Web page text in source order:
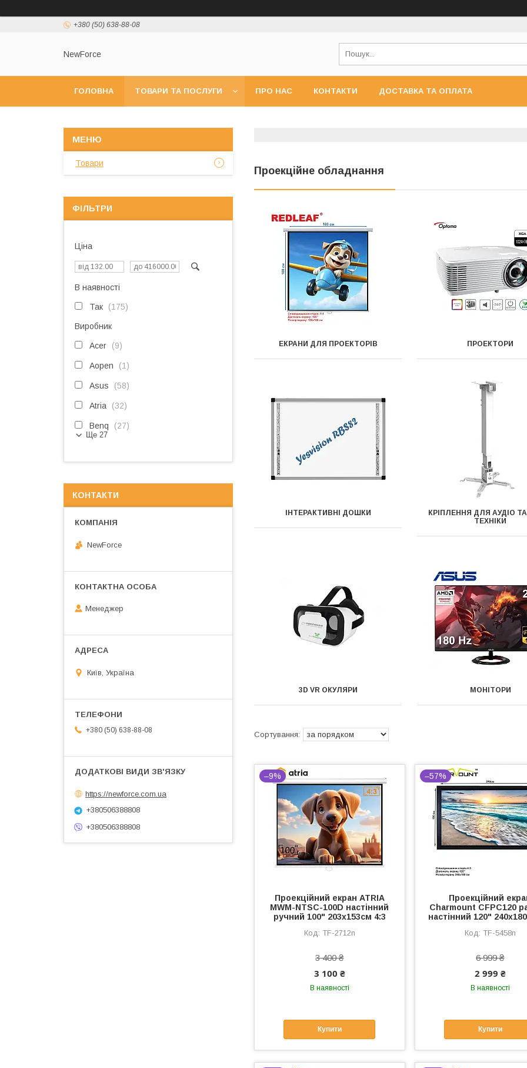
+380 (50) 638-88-08
NewForce
ГОЛОВНА ТОВАРИ ТА ПОСЛУГИ ПРО НАС КОНТАКТИ ДОСТАВКА ТА ОПЛАТА
Проекційне обладнання
ЕКРАНИ ДЛЯ ПРОЕКТОРІВ ПРОЕКТОРИ
ІНТЕРАКТИВНІ ДОШКИ
КРІПЛЕННЯ ДЛЯ АУДІО
ТЕХНІКИ
3D VR ОКУЛЯРИ МОНІТОРИ
–9%
Проекційний екран ATRIA
MWM-NTSC-100D настінний
ручний 100" 203x153см 4:3
TF-2712n
3 400 ₴
3 100 ₴
В наявності
Купити
–57%
Проекційний
Charmount CFPC120
настінний 120"
TF-5458n
6 999 ₴
2 999 ₴
В наявності
Купити
Товари
ФІЛЬТРИ
Ціна
В наявності
Так 175
Виробник
Acer 9
Aopen 1
Asus 58
Atria 32
Benq 27
Ще 27
КОНТАКТИ
NewForce
Менеджер
Київ, Україна
+380 (50) 638-88-08
https://newforce.com.ua
+380506388808
+380506388808